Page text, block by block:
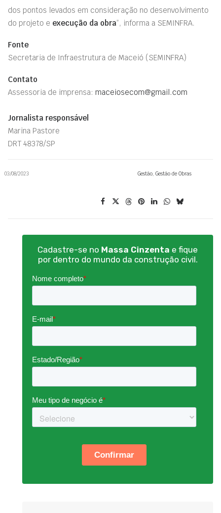
dos pontos levados em consideração no desenvolvimento
do projeto e execução da obra”, informa a SEMINFRA.
Fonte
Secretaria de Infraestrutura de Maceió (SEMINFRA)
Contato
Assessoria de imprensa: maceiosecom@gmail.com
Jornalista responsável
Marina Pastore
DRT 48378/SP
03/08/2023 Gestão, Gestão de Obras
Cadastre-se no Massa Cinzenta e fique
por dentro do mundo da construção civil.